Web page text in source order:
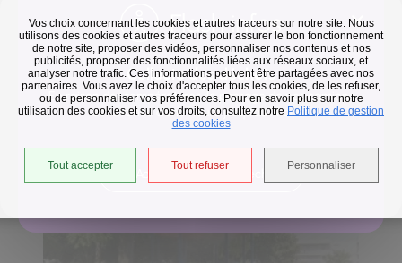
Vos choix concernant les cookies et autres traceurs sur notre site. Nous
utilisons des cookies et autres traceurs pour assurer le bon fonctionnement
de notre site, proposer des vidéos, personnaliser nos contenus et nos
publicités, proposer des fonctionnalités liées aux réseaux sociaux, et
analyser notre trafic. Ces informations peuvent être partagées avec nos
partenaires. Vous avez le choix d'accepter tous les cookies, de les refuser,
ou de personnaliser vos préférences. Pour en savoir plus sur notre
utilisation des cookies et sur vos droits, consultez notre Politique de gestion
des cookies
Tout accepter Tout refuser Personnaliser
Flash infos
Collecte des déchets
En raison des températures, le passage de nos camions
est avancé d'une heure jusqu'au 14 août.
Accéder à l'univers déchets
Horaires de collecte adaptés aux périodes de fortes